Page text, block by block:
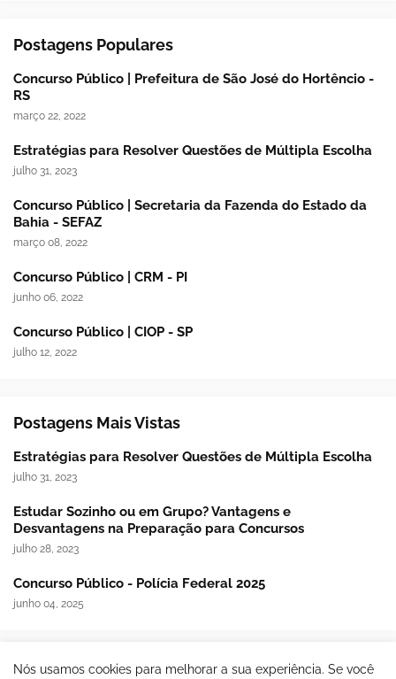
Postagens Populares
Concurso Público | Prefeitura de São José do Hortêncio -
RS
março 22, 2022
Estratégias para Resolver Questões de Múltipla Escolha
julho 31, 2023
Concurso Público | Secretaria da Fazenda do Estado da
Bahia - SEFAZ
março 08, 2022
Concurso Público | CRM - PI
junho 06, 2022
Concurso Público | CIOP - SP
julho 12, 2022
Postagens Mais Vistas
Estratégias para Resolver Questões de Múltipla Escolha
julho 31, 2023
Estudar Sozinho ou em Grupo? Vantagens e
Desvantagens na Preparação para Concursos
julho 28, 2023
Concurso Público - Polícia Federal 2025
junho 04, 2025
Nós usamos cookies para melhorar a sua experiência. Se você